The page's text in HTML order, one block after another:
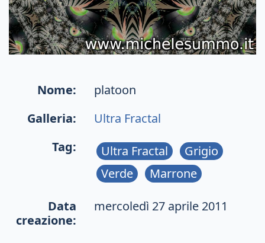
Nome:
platoon
Galleria:
Ultra Fractal
Tag:
Ultra Fractal
Grigio
Verde
Marrone
Data
creazione:
mercoledì 27 aprile 2011